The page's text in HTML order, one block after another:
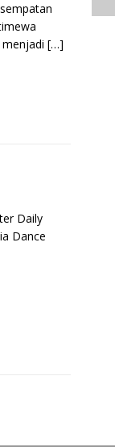
[…]
Daily
Dance